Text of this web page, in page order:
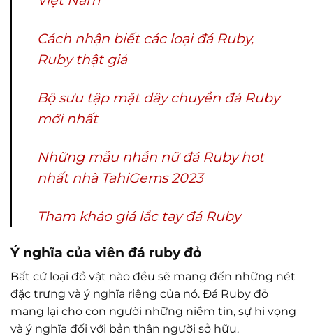
Cách nhận biết các loại đá Ruby,
Ruby thật giả
Bộ sưu tập mặt dây chuyền đá Ruby
mới nhất
Những mẫu nhẫn nữ đá Ruby hot
nhất nhà TahiGems 2023
Tham khảo giá lắc tay đá Ruby
Ý nghĩa của viên đá ruby đỏ
Bất cứ loại đồ vật nào đều sẽ mang đến những nét
đặc trưng và ý nghĩa riêng của nó. Đá Ruby đỏ
mang lại cho con người những niềm tin, sự hi vọng
và ý nghĩa đối với bản thân người sở hữu.